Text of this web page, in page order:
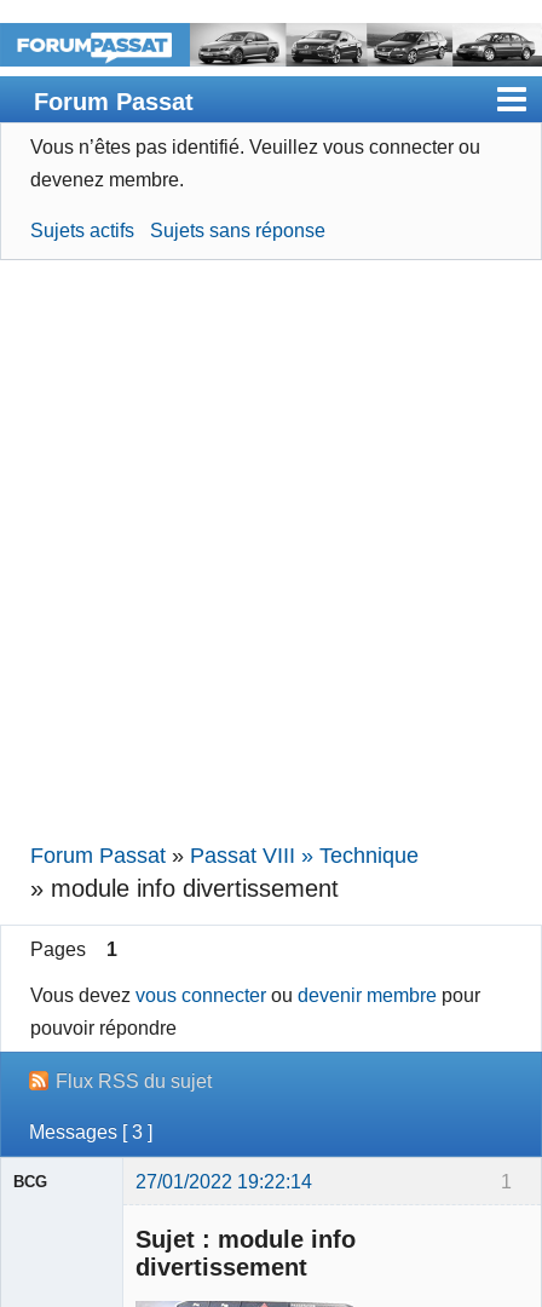
Forum Passat
Accueil
Devenir membre
Vous n’êtes pas identifié. Veuillez vous connecter ou
devenez membre.
Sujets actifs Sujets sans réponse
Forum Passat » Passat VIII » Technique
» module info divertissement
Pages 1
Vous devezvous connecter oudevenir membre pour
pouvoir répondre
Flux RSS du sujet
Messages [ 3 ]
1
BCG 27/01/2022 19:22:14
Sujet : module info
divertissement